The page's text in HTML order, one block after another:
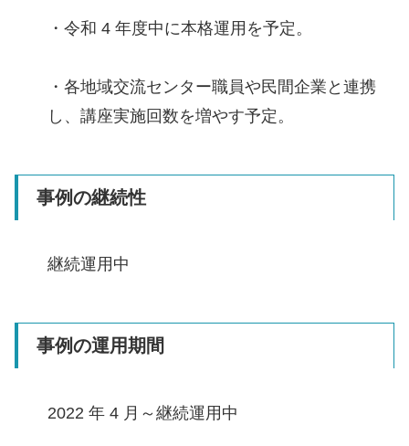
・令和 4 年度中に本格運用を予定。
・各地域交流センター職員や民間企業と連携
し、講座実施回数を増やす予定。
事例の継続性
継続運用中
事例の運用期間
2022 年 4 月～継続運用中